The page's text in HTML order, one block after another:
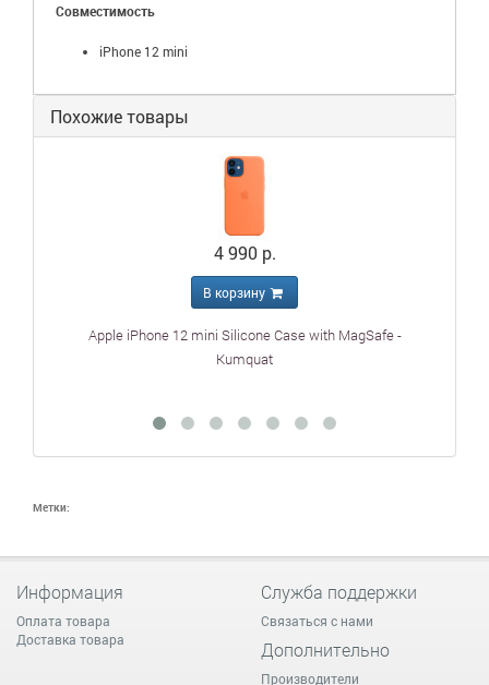
Совместимость
iPhone 12 mini
Похожие товары
4 990 р.
В корзину
Apple iPhone 12 mini Silicone Case with MagSafe -
Kumquat
Метки:
Информация
Оплата товара
Доставка товара
Служба поддержки
Связаться с нами
Дополнительно
Производители